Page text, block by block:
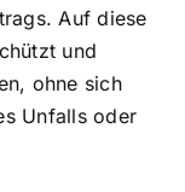
Auf diese
und
ohne sich
Unfalls oder